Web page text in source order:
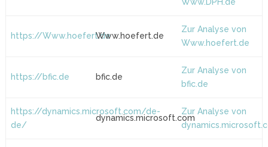
https://Www.hoefert.deWww.hoefert.de
Zur Analyse von
Www.hoefert.de
https://bfic.de bfic.de
Zur Analyse von
bfic.de
https://dynamics.microsoft.com/de-
de/
dynamics.microsoft.com
Zur Analyse von